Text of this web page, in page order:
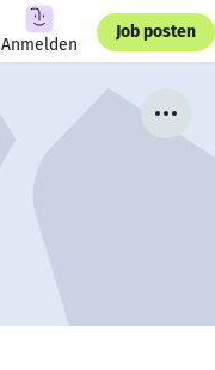
Anmelden
Job posten